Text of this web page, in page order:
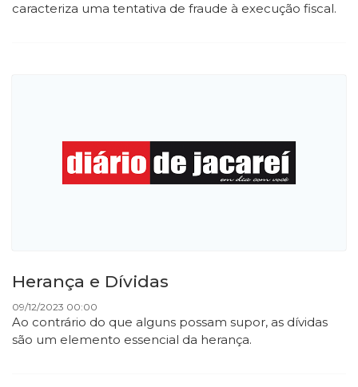
caracteriza uma tentativa de fraude à execução fiscal.
Herança e Dívidas
09/12/2023 00:00
Ao contrário do que alguns possam supor, as dívidas
são um elemento essencial da herança.